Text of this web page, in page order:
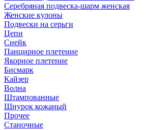
Серебряная подвеска-шарм женская
Женские кулоны
Подвески на серьги
Цепи
Снейк
Панцирное плетение
Якорное плетение
Бисмарк
Кайзер
Волна
Штампованные
Шнурок кожаный
Прочее
Станочные